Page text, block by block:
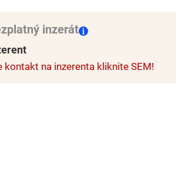
inzerát
kontakt na inzerenta kliknite SEM!